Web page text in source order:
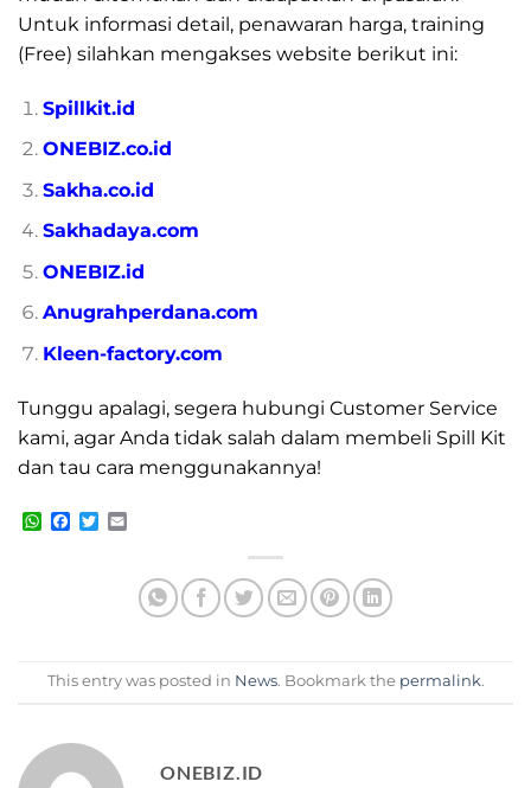
Untuk informasi detail, penawaran harga, training
(Free) silahkan mengakses website berikut ini:
Spillkit.id
ONEBIZ.co.id
Sakha.co.id
Sakhadaya.com
ONEBIZ.id
Anugrahperdana.com
Kleen-factory.com
Tunggu apalagi, segera hubungi Customer Service
kami, agar Anda tidak salah dalam membeli Spill Kit
dan tau cara menggunakannya!
WhatsApp
Facebook
Twitter
This entry was posted in News. Bookmark the permalink.
ONEBIZ.ID